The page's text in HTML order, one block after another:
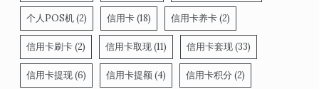
个人POS机(2) 信用卡(18) 信用卡养卡(2)
信用卡刷卡(2) 信用卡取现(11) 信用卡套现(33)
信用卡提现(6) 信用卡提额(4) 信用卡积分 (2)